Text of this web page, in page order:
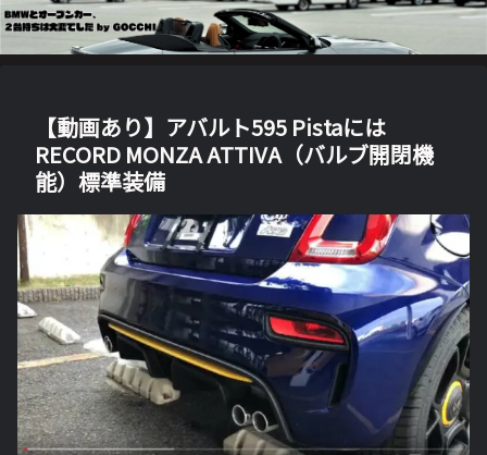
【動画あり】アバルト595 Pistaには
RECORD MONZA ATTIVA（バルブ開閉機
能）標準装備